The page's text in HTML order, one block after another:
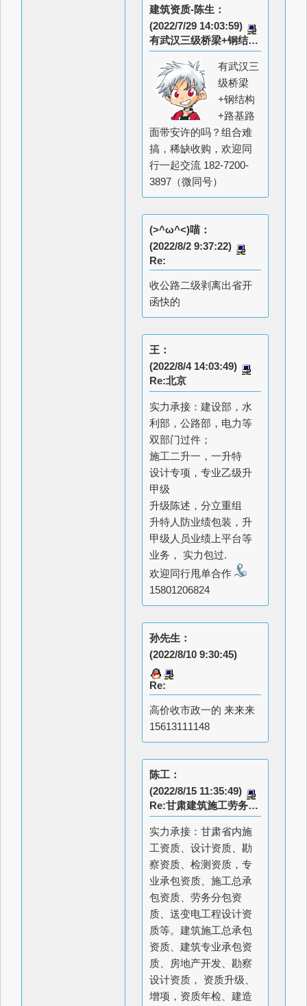
建筑资质-陈生：
(2022/7/29 14:03:59)
有武汉三级桥梁+钢结构+路基路面带安许的吗？
有武汉三
级桥梁
+钢结构
+路基路
面带安许的吗？组合难
搞，稀缺收购，欢迎同
行一起交流 182-7200-
3897（微同号）
(>^ω^<)喵：
(2022/8/2 9:37:22)
Re:
收公路二级剥离出省开
函快的
王：
(2022/8/4 14:03:49)
Re:北京
实力承接：建设部，水
利部，公路部，电力等
双部门过件；
施工二升一，一升特
设计专项，专业乙级升
甲级
升级陈述，分立重组
升特人防业绩包装，升
甲级人员业绩上平台等
业务， 实力包过.
欢迎同行甩单合作
15801206824
孙先生：
(2022/8/10 9:30:45)
Re:
高价收市政一的 来来来
15613111148
陈工：
(2022/8/15 11:35:49)
Re:甘肃建筑施工劳务资质办理
实力承接：甘肃省内施
工资质、设计资质、勘
察资质、检测资质，专
业承包资质、施工总承
包资质、劳务分包资
质、送变电工程设计资
质等。建筑施工总承包
资质、建筑专业承包资
质、房地产开发、勘察
设计资质， 资质升级、
增项，资质年检、建造